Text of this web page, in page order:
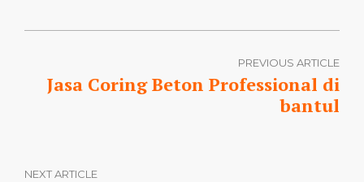
PREVIOUS ARTICLE
Jasa Coring Beton Professional di
bantul
NEXT ARTICLE